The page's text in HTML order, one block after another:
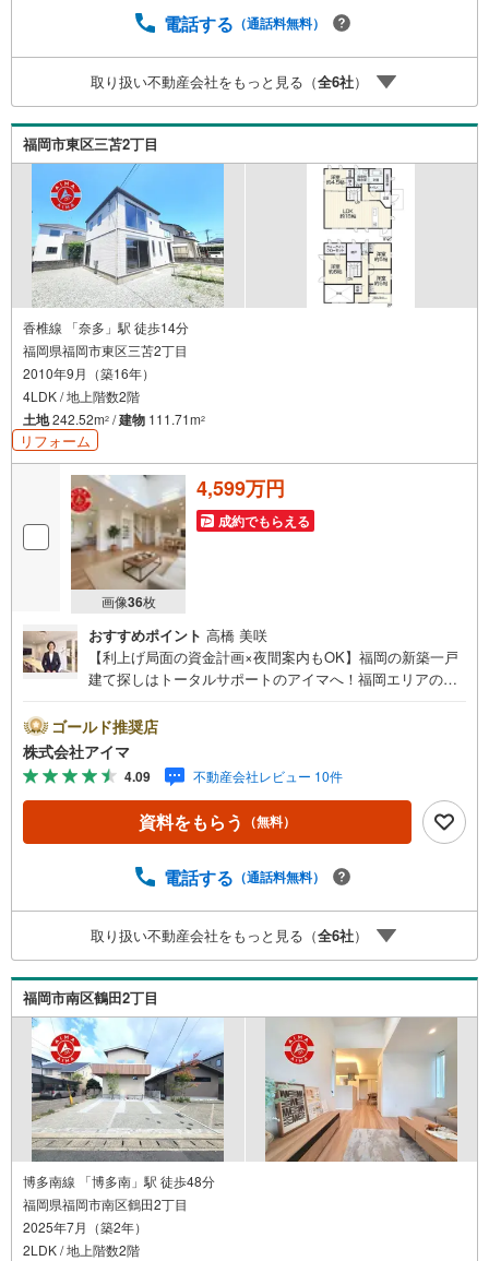
いて移動が大変」という方も大歓迎。平日・夜間の現地案
いたします。まずは『見るだけ』『ローン相談だけ』でも
大歓迎。お客様のペースを最優先し、無理な営業は一切行
いません。お客様のライフスタイルに合わせた快適な住ま
い探しをお手伝いいたします。まずはお気軽にお問い合わ
せくださいませ。
電話する （通話料無料）
取り扱い不動産会社をもっと見る（全6社）
福岡市東区三苫2丁目
香椎線 「奈多」駅 徒歩14分
福岡県福岡市東区三苫2丁目
2010年9月（築16年）
4LDK / 地上階数2階
土地242.52m2 /建物 111.71m2
リフォーム
画像36枚
4,599万円
成約でもらえる
おすすめポイント 高橋 美咲
【利上げ局面の資金計画×夜間案内もOK】福岡の新築一戸
建て探しはトータルサポートのアイマへ！福岡エリアの最
画」から「物件選び」まで全力でバックアップいたしま
す。＼株式会社アイマが選ばれる2大サポート/【プロ目線
のローンの提案力】大手ネット銀行をはじめ多数の金融機
関と提携。お借入期間「最長50年」のプランや今注目の低
金利プランなど、購入後の生活にゆとりを持たせるための
最適な資金計画をご提案します。【フットワーク軽い安心
いて移動が大変」という方も大歓迎。平日・夜間の現地案
いたします。まずは『見るだけ』『ローン相談だけ』でも
大歓迎。お客様のペースを最優先し、無理な営業は一切行
いません。お客様のライフスタイルに合わせた快適な住ま
い探しをお手伝いいたします。まずはお気軽にお問い合わ
せくださいませ。
ゴールド推奨店
株式会社アイマ
4.09 不動産会社レビュー 10件
資料をもらう （無料）
電話する （通話料無料）
取り扱い不動産会社をもっと見る（全6社）
福岡市南区鶴田2丁目
博多南線 「博多南」駅 徒歩48分
福岡県福岡市南区鶴田2丁目
2025年7月（築2年）
2LDK / 地上階数2階